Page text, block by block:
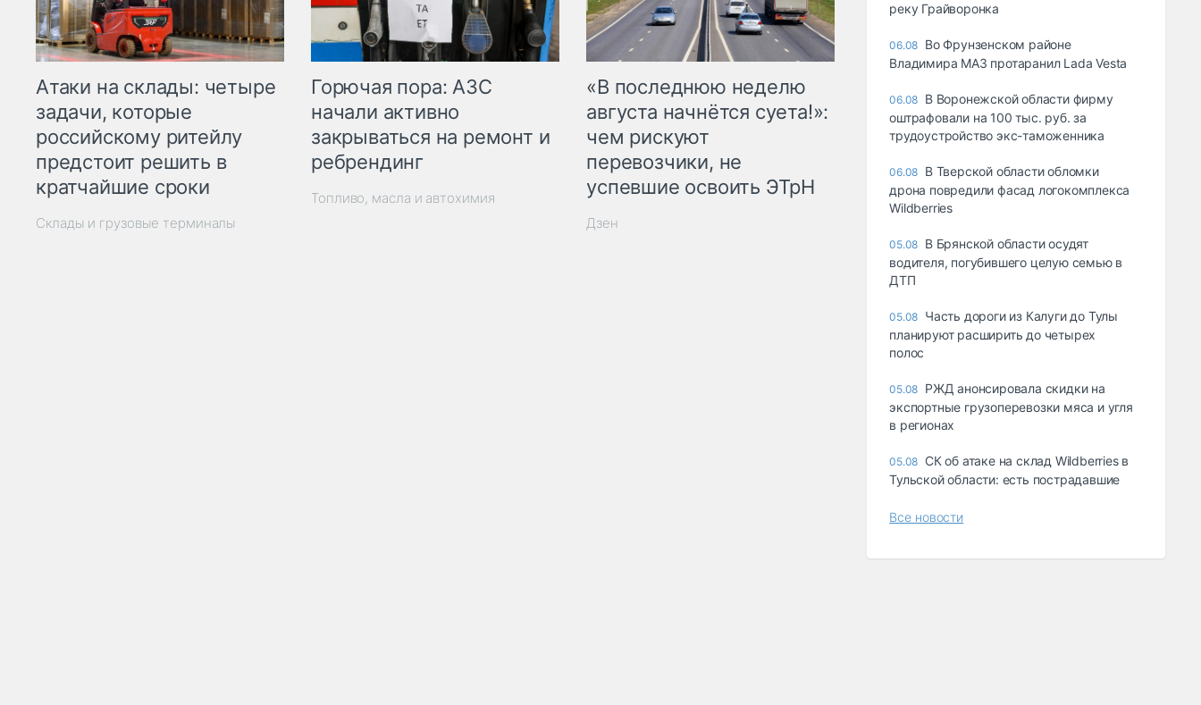
Атаки на склады: четыре
задачи, которые
российскому ритейлу
предстоит решить в
кратчайшие сроки
Склады и грузовые терминалы
Горючая пора: АЗС
начали активно
закрываться на ремонт и
ребрендинг
Топливо, масла и автохимия
«В последнюю неделю
августа начнётся суета!»:
чем рискуют
перевозчики, не
успевшие освоить ЭТрН
Дзен
реку Грайворонка
06.08 Во Фрунзенском районе
Владимира МАЗ протаранил Lada Vesta
06.08 В Воронежской области фирму
оштрафовали на 100 тыс. руб. за
трудоустройство экс-таможенника
06.08 В Тверской области обломки
дрона повредили фасад логокомплекса
Wildberries
05.08 В Брянской области осудят
водителя, погубившего целую семью в
ДТП
05.08 Часть дороги из Калуги до Тулы
планируют расширить до четырех
полос
05.08 РЖД анонсировала скидки на
экспортные грузоперевозки мяса и угля
в регионах
05.08 СК об атаке на склад Wildberries в
Тульской области: есть пострадавшие
Все новости